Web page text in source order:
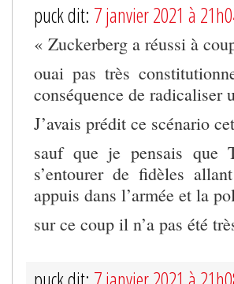
puck dit: 7 janvier 2021 à
« Zuckerberg a réussi à
ouai pas très
conséquence de radicaliser
J’avais prédit ce scénario
sauf que je pensais que
s’entourer de fidèles
appuis dans l’armée et la
sur ce coup il n’a pas été